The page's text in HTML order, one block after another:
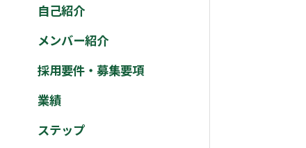
自己紹介
メンバー紹介
採用要件・募集要項
業績
ステップ